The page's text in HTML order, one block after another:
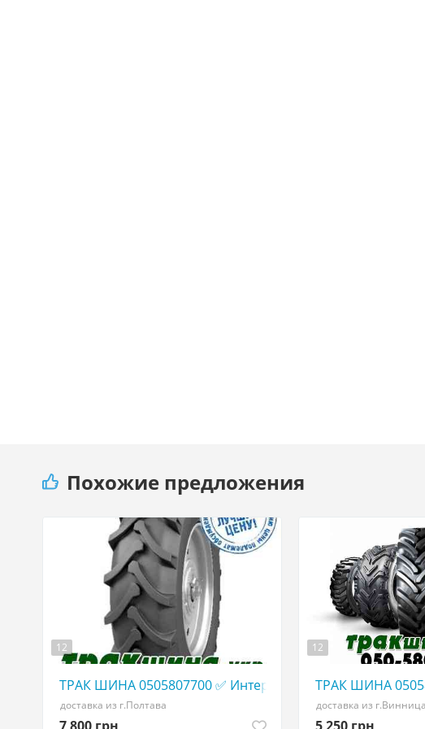
Похожие предложения
12
ТРАК ШИНА 0505807700 ✅ Интернет-Магазин
доставка из г.Полтава
12
ТРАК ШИНА
доставка из г.Винница